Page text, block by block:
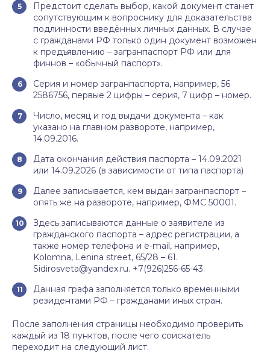
Предстоит сделать выбор, какой документ станет
сопутствующим к вопроснику для доказательства
подлинности введённых личных данных. В случае
с гражданами РФ только один документ возможен
к предъявлению – загранпаспорт РФ или для
финнов – «обычный паспорт».
Серия и номер загранпаспорта, например, 56
2586756, первые 2 цифры – серия, 7 цифр – номер.
Число, месяц и год выдачи документа – как
указано на главном развороте, например,
14.09.2016.
Дата окончания действия паспорта – 14.09.2021
или 14.09.2026 (в зависимости от типа паспорта)
Далее записывается, кем выдан загранпаспорт –
опять же на развороте, например, ФМС 50001.
Здесь записываются данные о заявителе из
гражданского паспорта – адрес регистрации, а
также номер телефона и e-mail, например,
Kolomna, Lenina street, 65/28 – 61.
Sidirosveta@yandex.ru. +7(926)256-65-43.
Данная графа заполняется только временными
резидентами РФ – гражданами иных стран.
После заполнения страницы необходимо проверить
каждый из 18 пунктов, после чего соискатель
переходит на следующий лист.